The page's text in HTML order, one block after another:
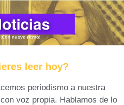
leer hoy?
periodismo a nuestra
voz propia. Hablamos de lo